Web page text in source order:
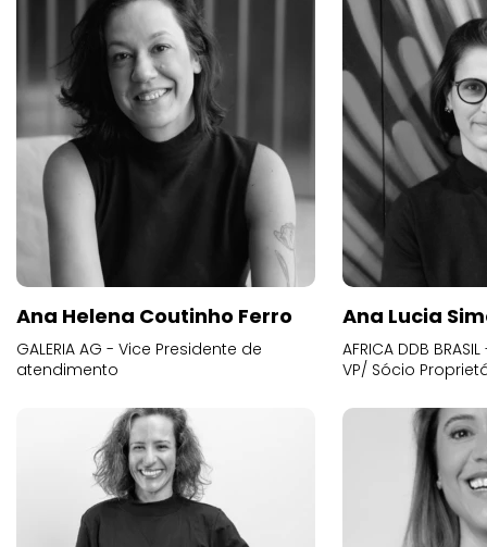
Ana Helena Coutinho Ferro
GALERIA AG - Vice Presidente de
atendimento
Ana Lucia
AFRICA DDB
VP/ Sócio